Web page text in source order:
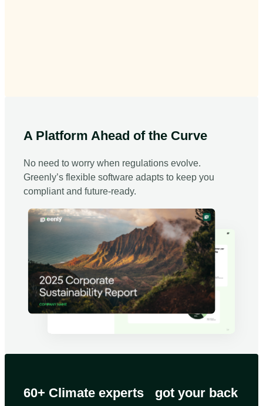
A Platform Ahead of the Curve
No need to worry when regulations evolve.
Greenly’s flexible software adapts to keep you
compliant and future-ready.
60+ Climate experts got your back